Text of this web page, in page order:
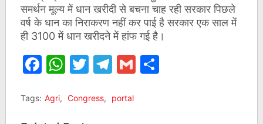
समर्थन मूल्य में धान खरीदी से बचना चाह रही सरकार पिछले
वर्ष के धान का निराकरण नहीं कर पाई है सरकार एक साल में
ही 3100 में धान खरीदने में हांफ गई है।
Facebook
WhatsApp
Twitter
Telegram
GmailShare
Tags: Agri, Congress, portal